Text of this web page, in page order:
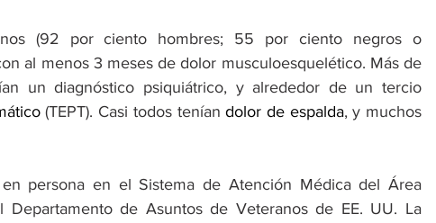
(92 por ciento hombres; 55 por ciento negros o
al menos 3 meses de dolor musculoesquelético. Más de
un diagnóstico psiquiátrico, y alrededor de un tercio
(TEPT). Casi todos tenían dolor de espalda, y muchos
persona en el Sistema de Atención Médica del Área
Departamento de Asuntos de Veteranos de EE. UU. La